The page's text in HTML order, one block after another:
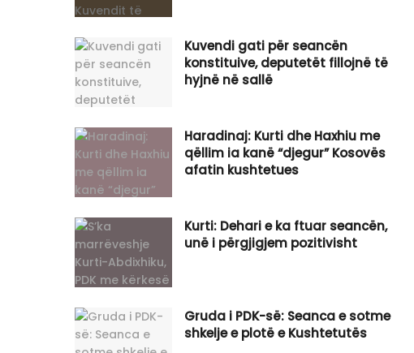
Kuvendi gati për seancën
konstituive, deputetët fillojnë të
hyjnë në sallë
​Haradinaj: Kurti dhe Haxhiu me
qëllim ia kanë “djegur” Kosovës
afatin kushtetues
Kurti: Dehari e ka ftuar seancën,
unë i përgjigjem pozitivisht
Gruda i PDK-së: Seanca e sotme
shkelje e plotë e Kushtetutës